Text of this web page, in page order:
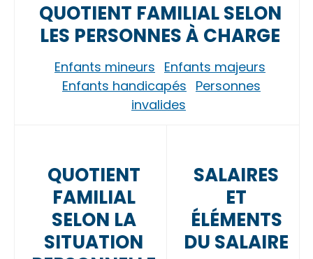
QUOTIENT FAMILIAL SELON
LES PERSONNES À CHARGE
Enfants mineurs Enfants majeurs
Enfants handicapés Personnes
invalides
QUOTIENT
FAMILIAL
SELON LA
SITUATION
SALAIRES
ET
ÉLÉMENTS
DU SALAIRE